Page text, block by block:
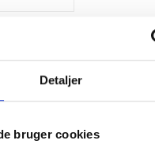
Detaljer
bruger cookies